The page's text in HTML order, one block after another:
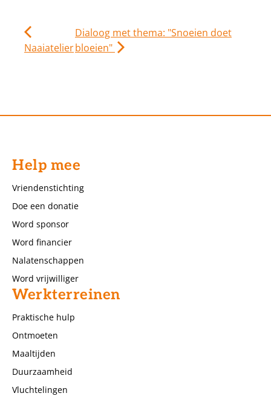
Naaiatelier
Dialoog met thema: "Snoeien doet
bloeien"
Help mee
Vriendenstichting
Doe een donatie
Word sponsor
Word financier
Nalatenschappen
Word vrijwilliger
Werkterreinen
Praktische hulp
Ontmoeten
Maaltijden
Duurzaamheid
Vluchtelingen